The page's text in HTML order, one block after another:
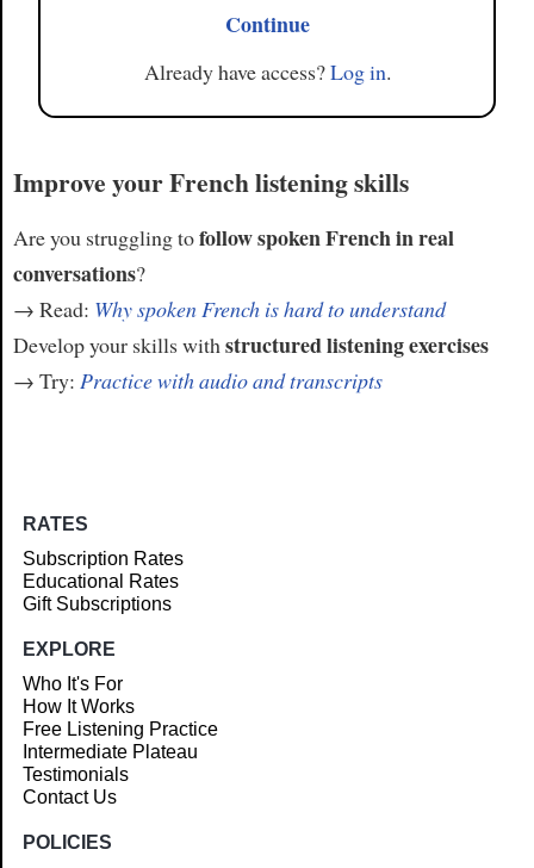
Continue
Already have access?Log in.
Improve your French listening skills
Are you struggling tofollow spoken French in real
conversations?
→ Read: Why spoken French is hard to understand
Develop your skills with structured listening exercises
→ Try: Practice with audio and transcripts
RATES
Subscription Rates
Educational Rates
Gift Subscriptions
EXPLORE
Who It's For
How It Works
Free Listening Practice
Intermediate Plateau
Testimonials
Contact Us
POLICIES